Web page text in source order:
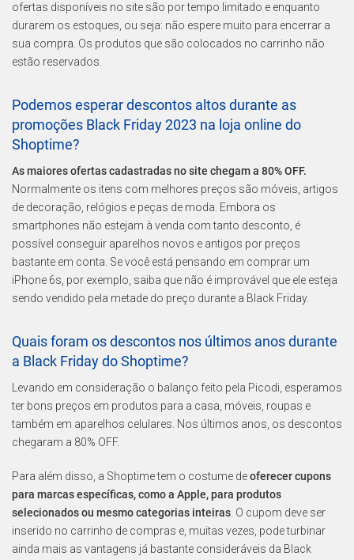
ofertas disponíveis no site são por tempo limitado e enquanto
durarem os estoques, ou seja: não espere muito para encerrar a
sua compra. Os produtos que são colocados no carrinho não
estão reservados.
Podemos esperar descontos altos durante as
promoções Black Friday 2023 na loja online do
Shoptime?
As maiores ofertas cadastradas no site chegam a 80% OFF.
Normalmente os itens com melhores preços são móveis, artigos
de decoração, relógios e peças de moda. Embora os
smartphones não estejam à venda com tanto desconto, é
possível conseguir aparelhos novos e antigos por preços
bastante em conta. Se você está pensando em comprar um
iPhone 6s, por exemplo, saiba que não é improvável que ele esteja
sendo vendido pela metade do preço durante a Black Friday.
Quais foram os descontos nos últimos anos durante
a Black Friday do Shoptime?
Levando em consideração o balanço feito pela Picodi, esperamos
ter bons preços em produtos para a casa, móveis, roupas e
também em aparelhos celulares. Nos últimos anos, os descontos
chegaram a 80% OFF.
Para além disso, a Shoptime tem o costume deoferecer cupons
para marcas específicas, como a Apple, para produtos
selecionados ou mesmo categorias inteiras . O cupom deve ser
inserido no carrinho de compras e, muitas vezes, pode turbinar
ainda mais as vantagens já bastante consideráveis da Black